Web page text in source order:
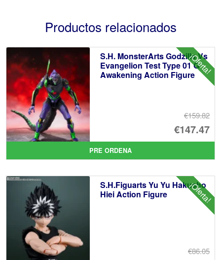
Productos relacionados
¡Oferta!
S.H. MonsterArts Godzilla Vs
Evangelion Test Type 01 G
Awakening Action Figure
€159.82
El
€147.47
El
PRE ORDENA
¡Oferta!
S.H.Figuarts Yu Yu Hakusho
Hiei Action Figure
€86.05